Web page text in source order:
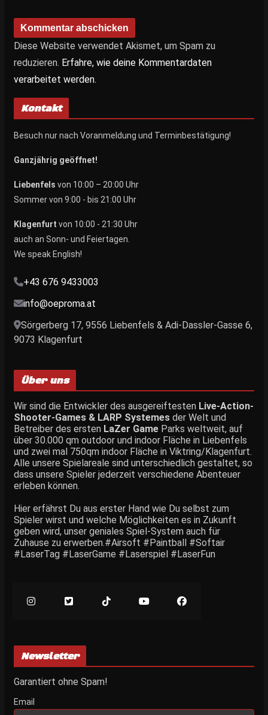
Diese Website verwendet Akismet, um Spam zu
reduzieren. Erfahre, wie deine Kommentardaten
verarbeitet werden.
Kontakt
Besuch nur nach Voranmeldung und Terminbestätigung!
Ganzjährig geöffnet!
Liebenfels von 10:00 – 20:00 Uhr
Sommer von 9:00 - bis 21:00 Uhr
Klagenfurt von 10:00 - 21:30 Uhr
auch an Sonn- und Feiertagen.
We speak English!
+43 676 9433003
info@oeproma.at
Sörgerberg 17, 9556 Liebenfels & Adi-Dassler-Gasse 6,
9073 Klagenfurt
Über uns
Wir sind die Entwickler des ausgereiftesten Live-Action-
Shooter-Games & LARP Systemesder Welt und
Betreiber des ersten LaZer GameParks weltweit, auf
über 30.000 qm outdoor und indoor Fläche in Liebenfels
und zwei mal 750qm indoor Fläche in Viktring/Klagenfurt.
Alle unsere Spielareale sind unterschiedlich gestaltet, so
dass unsere Spieler jederzeit verschiedene Abenteuer
erleben können.
Hier erfährst Du aus erster Hand wie Du selbst zum
Spieler wirst und welche Möglichkeiten es in Zukunft
geben wird, unser geniales Spiel-System auch für
Zuhause zu erwerben.#Airsoft #Paintball #Softair
#LaserTag #LaserGame #Laserspiel #LaserFun
Newsletter
Garantiert ohne Spam!
Email